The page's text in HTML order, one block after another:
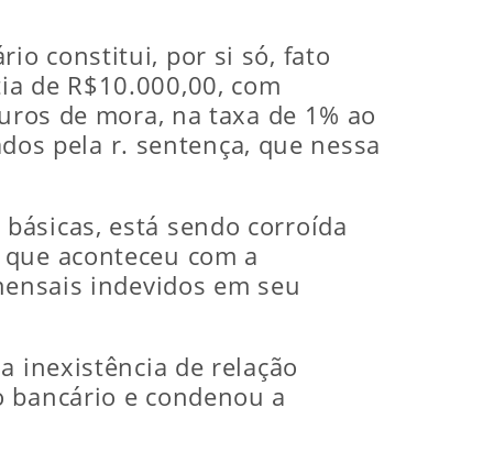
constitui, por si só, fato
de R$10.000,00, com
de mora, na taxa de 1% ao
pela r. sentença, que nessa
está sendo corroída
aconteceu com a
indevidos em seu
inexistência de relação
e condenou a